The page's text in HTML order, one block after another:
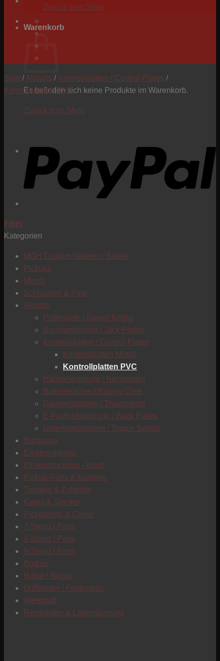
Zurück zum Shop
Warenkorb
Es befinden sich keine Produkte im Warenkorb.
Zurück zum Shop
Start / Allparts / Kontrollplatten / Control Plates /
Kontrollplatten PVC
Filter
Kategorien
MGH Custom Gitarren / Bässe
Pickups
Merch
Schrauben & Pins
Allparts
Potiknöpfe / Speed Knobs
Buchsenbleche / Jack Plates
Kontrollplatten / Control Plates
Kontrollplatten Metall
Kontrollplatten PVC
Halsbefestigung / Neckplates
Batteriefächer / Battery Clips
Daumenstützen / Thumbrests
E-Fach Abdeckung / Back Plates
Unterlegscheiben / Toggle Switch
Hardware
Elektronikparts
Klinkenbuchsen - Input
Pickup-Parts & Bauteile
Tremolo & Zubehör
Kabel & Stecker
Pickguards & Cover
7-String / Parts
8-String / Parts
9-String / Parts
Bodies
Hälse / Necks
Griffbretter / Fretboards
Werkstatt
Restposten & Lagerräumung